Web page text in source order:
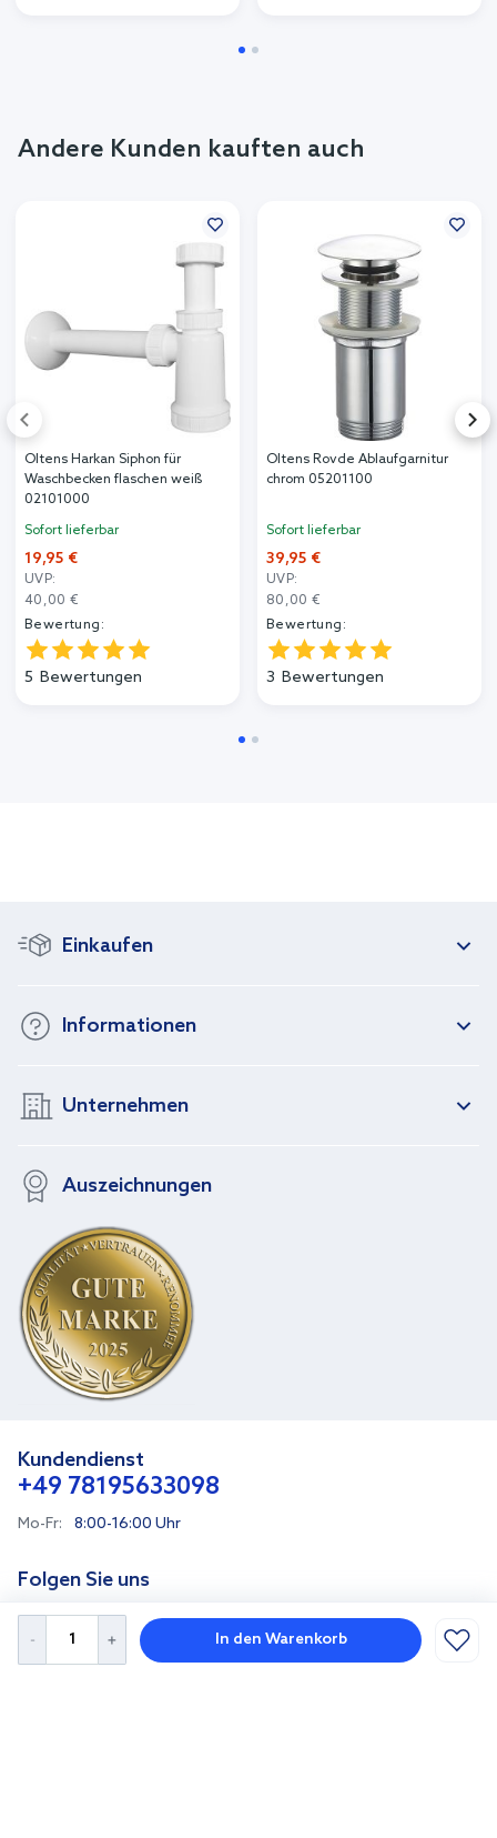
In den Warenkorb
Andere Kunden kauften auch
Oltens Harkan Siphon für
Waschbecken flaschen weiß
02101000
Sofort lieferbar
19,95 €
UVP:
40,00 €
Bewertung:
5 Bewertungen
Oltens Rovde Ablaufgarnitur
chrom 05201100
Sofort lieferbar
39,95 €
UVP:
80,00 €
Bewertung:
3 Bewertungen
Einkaufen
Informationen
Unternehmen
Auszeichnungen
Kundendienst
+49 78195633098
Mo-Fr: 8:00-16:00 Uhr
Folgen Sie uns